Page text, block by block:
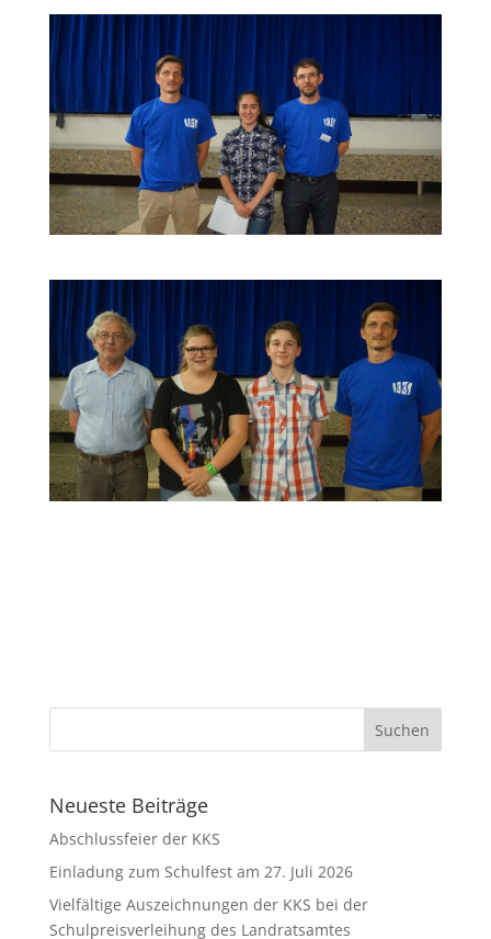
Neueste Beiträge
Abschlussfeier der KKS
Einladung zum Schulfest am 27. Juli 2026
Vielfältige Auszeichnungen der KKS bei der
Schulpreisverleihung des Landratsamtes